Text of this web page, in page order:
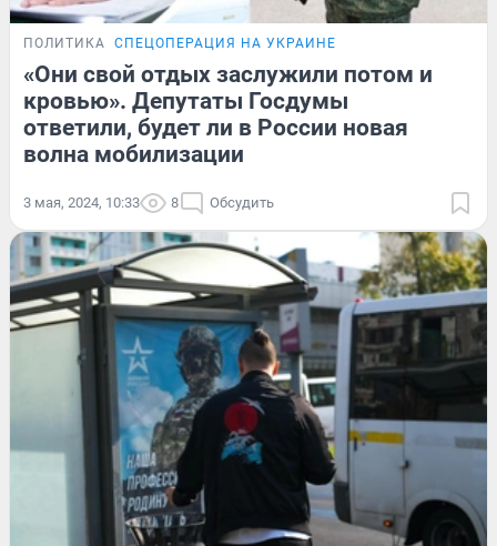
ПОЛИТИКА СПЕЦОПЕРАЦИЯ НА УКРАИНЕ
«Они свой отдых заслужили потом и
кровью». Депутаты Госдумы
ответили, будет ли в России новая
волна мобилизации
3 мая, 2024, 10:33 8 Обсудить